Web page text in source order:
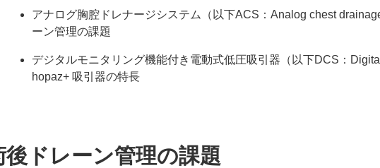
アナログ胸腔ドレナージシステム（以下ACS：Analog chest
ーン管理の課題
デジタルモニタリング機能付き電動式低圧吸引器（以下DCS：
hopaz+ 吸引器の特長
ドレーン管理の課題